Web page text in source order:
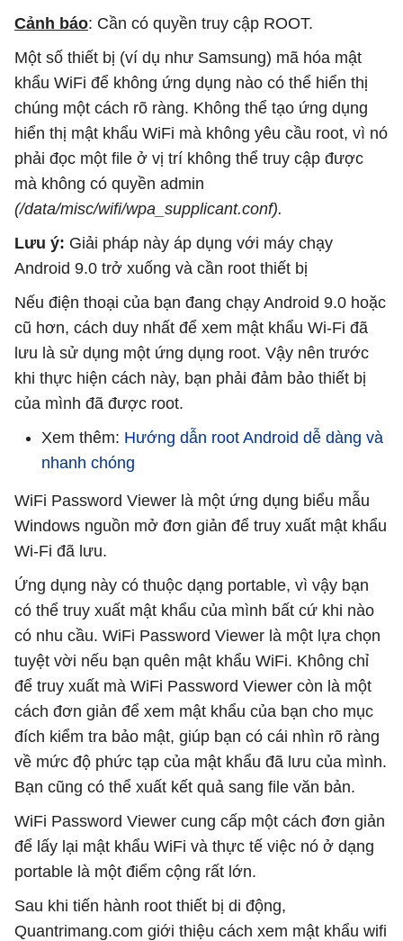
Cảnh báo: Cần có quyền truy cập ROOT.
Một số thiết bị (ví dụ như Samsung) mã hóa mật
khẩu WiFi để không ứng dụng nào có thể hiển thị
chúng một cách rõ ràng. Không thể tạo ứng dụng
hiển thị mật khẩu WiFi mà không yêu cầu root, vì nó
phải đọc một file ở vị trí không thể truy cập được
mà không có quyền admin
(/data/misc/wifi/wpa_supplicant.conf).
Lưu ý: Giải pháp này áp dụng với máy chạy
Android 9.0 trở xuống và cần root thiết bị
Nếu điện thoại của bạn đang chạy Android 9.0 hoặc
cũ hơn, cách duy nhất để xem mật khẩu Wi-Fi đã
lưu là sử dụng một ứng dụng root. Vậy nên trước
khi thực hiện cách này, bạn phải đảm bảo thiết bị
của mình đã được root.
Xem thêm: Hướng dẫn root Android dễ dàng và
nhanh chóng
WiFi Password Viewer là một ứng dụng biểu mẫu
Windows nguồn mở đơn giản để truy xuất mật khẩu
Wi-Fi đã lưu.
Ứng dụng này có thuộc dạng portable, vì vậy bạn
có thể truy xuất mật khẩu của mình bất cứ khi nào
có nhu cầu. WiFi Password Viewer là một lựa chọn
tuyệt vời nếu bạn quên mật khẩu WiFi. Không chỉ
để truy xuất mà WiFi Password Viewer còn là một
cách đơn giản để xem mật khẩu của bạn cho mục
đích kiểm tra bảo mật, giúp bạn có cái nhìn rõ ràng
về mức độ phức tạp của mật khẩu đã lưu của mình.
Bạn cũng có thể xuất kết quả sang file văn bản.
WiFi Password Viewer cung cấp một cách đơn giản
để lấy lại mật khẩu WiFi và thực tế việc nó ở dạng
portable là một điểm cộng rất lớn.
Sau khi tiến hành root thiết bị di động,
Quantrimang.com giới thiệu cách xem mật khẩu wifi